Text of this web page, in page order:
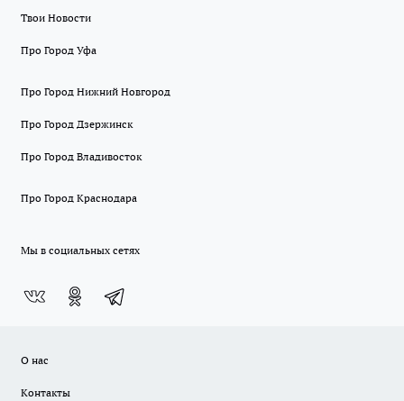
Твои Новости
Про Город Уфа
Про Город Нижний Новгород
Про Город Дзержинск
Про Город Владивосток
Про Город Краснодара
Мы в социальных сетях
О нас
Контакты